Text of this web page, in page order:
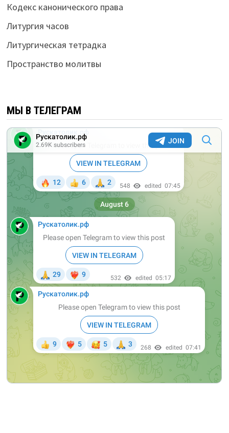
Кодекс канонического права
Литургия часов
Литургическая тетрадка
Пространство молитвы
МЫ В ТЕЛЕГРАМ